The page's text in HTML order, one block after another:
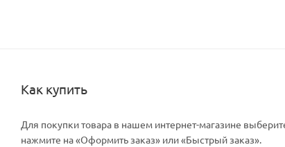
Как купить
Для покупки товара в нашем интернет-магазине
нажмите на «Оформить заказ» или «Быстрый заказ».